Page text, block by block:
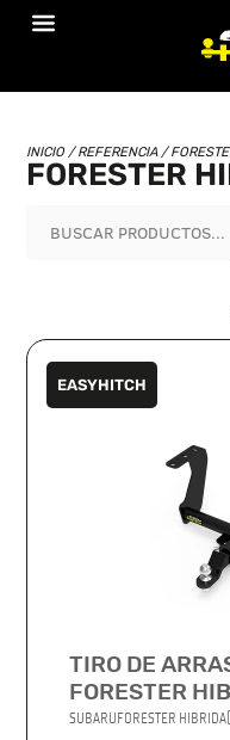
INICIO/ REFERENCIA /
FORESTER
EASYHITCH
TIRO DE
FORESTER
SUBARUFORESTER HIBRIDA